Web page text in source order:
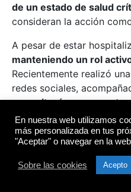
de un estado de salud
consideran la acción
A pesar de estar
manteniendo un rol
Recientemente realizó
redes sociales,
quereiteró sus
brasileñoy defendió la
Desde el atentado que
sido sometido a múltiples
hospitalizaciones, incluso
En nuestra web utilizamos
más personalizada en tus
"Aceptar" o navegar en la
Sobre las cookies Acepto